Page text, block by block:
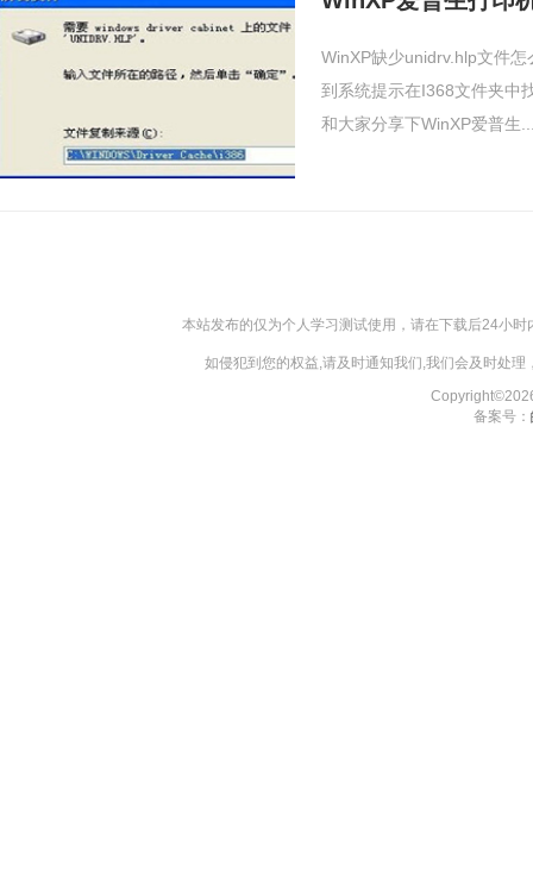
WinXP缺少unidrv.hlp文件
到系统提示在I368文件夹中
和大家分享下WinXP爱普生
本站发布的仅为个人学习测试使用，请在下载后24小
如侵犯到您的权益,请及时通知我们,我们会及时处
备案号：